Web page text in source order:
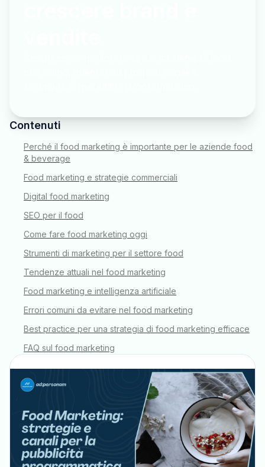
Contenuti
Perché il food marketing è importante per le aziende food
& beverage
Food marketing e strategie commerciali
Digital food marketing
SEO per il food
Come fare food marketing oggi
Strumenti di marketing per il settore food
Tendenze attuali nel food marketing
Food marketing e intelligenza artificiale
Errori comuni da evitare nel food marketing
Best practice per una strategia di food marketing efficace
FAQ sul food marketing